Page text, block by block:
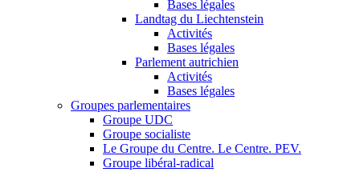
Bases légales
Landtag du Liechtenstein
Activités
Bases légales
Parlement autrichien
Activités
Bases légales
Groupes parlementaires
Groupe UDC
Groupe socialiste
Le Groupe du Centre. Le Centre. PEV.
Groupe libéral-radical